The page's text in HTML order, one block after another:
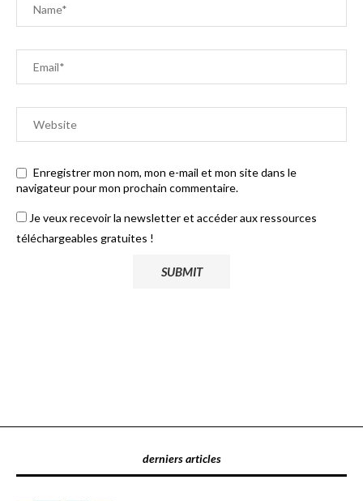
Enregistrer mon nom, mon e-mail et mon site dans le
navigateur pour mon prochain commentaire.
Je veux recevoir la newsletter et accéder aux ressources
téléchargeables gratuites !
derniers articles